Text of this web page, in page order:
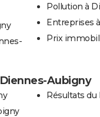
Pollution à
Entreprises
Prix
Aubigny
Résultats du